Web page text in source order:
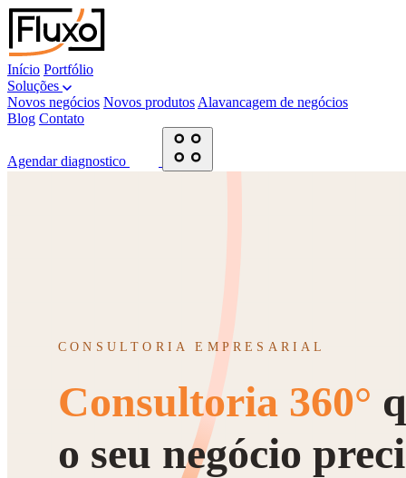
Início Portfólio
Soluções
Novos negócios Novos produtos Alavancagem de negócios
Blog Contato
Agendar diagnostico
CONSULTORIA EMPRESARIAL
Consultoria 360°
o seu negócio